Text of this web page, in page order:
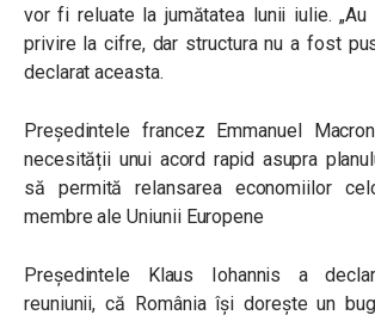
vor fi reluate la jumătatea lunii iulie.
privire la cifre, dar structura nu a fost
declarat aceasta.
Președintele francez Emmanuel
necesității unui acord rapid asupra
să permită relansarea economiilor
membre ale Uniunii Europene
Președintele Klaus Iohannis a
reuniunii, că România își dorește un